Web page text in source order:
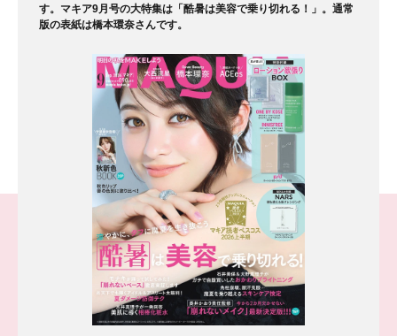
す。マキア9月号の大特集は「酷暑は美容で乗り切れる！」。通常
版の表紙は橋本環奈さんです。